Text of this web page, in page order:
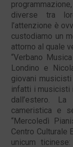
diverse tra
l’attenzione è
custodiamo un
attorno al quale
“Verbano
Londino e
giovani
infatti i musicisti
dall’estero. La
cameristica e
“Mercoledì
Centro Culturale
unicum